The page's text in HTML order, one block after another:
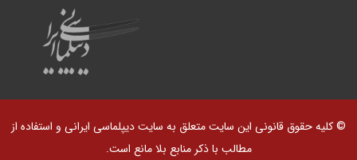
© کلیه حقوق قانونی این سایت متعلق به سایت دیپلماسی ایرانی و استفاده از
مطالب با ذکر منابع بلا مانع است.